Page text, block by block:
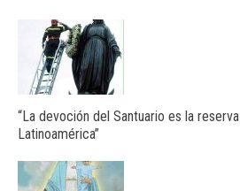
“La devoción del Santuario es la
Latinoamérica”